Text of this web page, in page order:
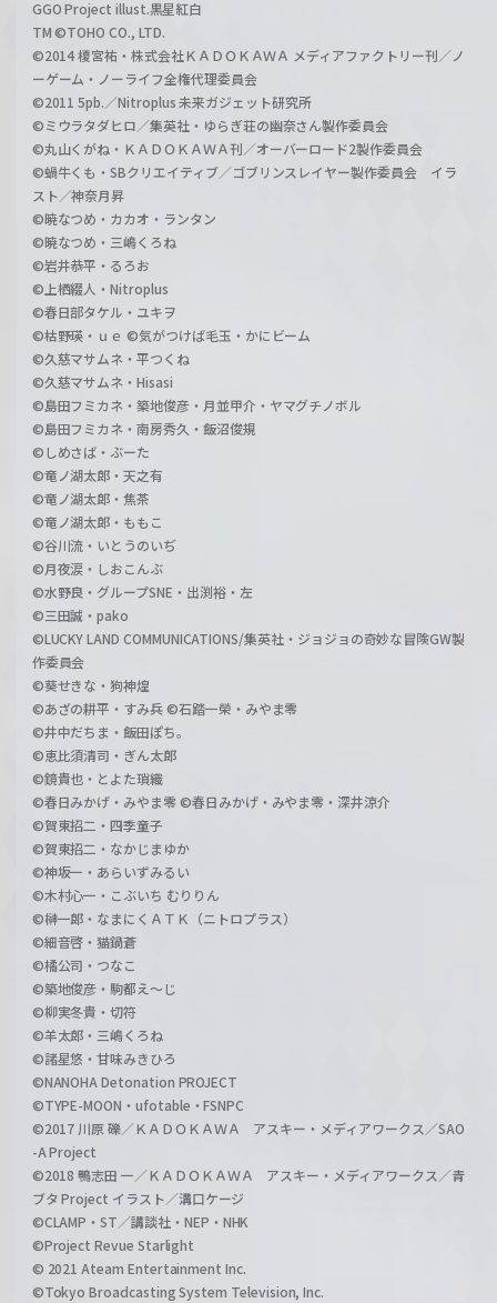
GGO Project illust.黒星紅白
TM ©TOHO CO., LTD.
©2014 榎宮祐・株式会社ＫＡＤＯＫＡＷＡ メディアファクトリー刊／ノ
ーゲーム・ノーライフ全権代理委員会
©2011 5pb.／Nitroplus 未来ガジェット研究所
©ミウラタダヒロ／集英社・ゆらぎ荘の幽奈さん製作委員会
©丸山くがね・ＫＡＤＯＫＡＷＡ刊／オーバーロード2製作委員会
©蝸牛くも・SBクリエイティブ／ゴブリンスレイヤー製作委員会 イラ
スト／神奈月昇
©暁なつめ・カカオ・ランタン
©暁なつめ・三嶋くろね
©岩井恭平・るろお
©上栖綴人・Nitroplus
©春日部タケル・ユキヲ
©枯野瑛・ｕｅ ©気がつけば毛玉・かにビーム
©久慈マサムネ・平つくね
©久慈マサムネ・Hisasi
©島田フミカネ・築地俊彦・月並甲介・ヤマグチノボル
©島田フミカネ・南房秀久・飯沼俊規
©しめさば・ぶーた
©竜ノ湖太郎・天之有
©竜ノ湖太郎・焦茶
©竜ノ湖太郎・ももこ
©谷川流・いとうのいぢ
©月夜涙・しおこんぶ
©水野良・グループSNE・出渕裕・左
©三田誠・pako
©LUCKY LAND COMMUNICATIONS/集英社・ジョジョの奇妙な冒険GW製
作委員会
©葵せきな・狗神煌
©あざの耕平・すみ兵 ©石踏一榮・みやま零
©井中だちま・飯田ぽち。
©恵比須清司・ぎん太郎
©鏡貴也・とよた瑣織
©春日みかげ・みやま零 ©春日みかげ・みやま零・深井涼介
©賀東招二・四季童子
©賀東招二・なかじまゆか
©神坂一・あらいずみるい
©木村心一・こぶいち むりりん
©榊一郎・なまにくＡＴＫ（ニトロプラス）
©細音啓・猫鍋蒼
©橘公司・つなこ
©築地俊彦・駒都え～じ
©柳実冬貴・切符
©羊太郎・三嶋くろね
©諸星悠・甘味みきひろ
©NANOHA Detonation PROJECT
©TYPE-MOON・ufotable・FSNPC
©2017 川原 礫／ＫＡＤＯＫＡＷＡ アスキー・メディアワークス／SAO
-A Project
©2018 鴨志田 一／ＫＡＤＯＫＡＷＡ アスキー・メディアワークス／青
ブタ Project イラスト／溝口ケージ
©CLAMP・ST／講談社・NEP・NHK
©Project Revue Starlight
© 2021 Ateam Entertainment Inc.
©Tokyo Broadcasting System Television, Inc.